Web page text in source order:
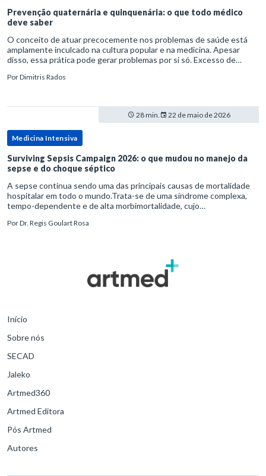
Prevenção quaternária e quinquenária: o que todo médico
deve saber
O conceito de atuar precocemente nos problemas de saúde está
amplamente inculcado na cultura popular e na medicina. Apesar
disso, essa prática pode gerar problemas por si só. Excesso de
PorDimitris Rados
28 min. 22 de maio de 2026
Medicina Intensiva
Surviving Sepsis Campaign 2026: o que mudou no manejo da
sepse e do choque séptico
A sepse continua sendo uma das principais causas de mortalidade
hospitalar em todo o mundo.Trata-se de uma síndrome complexa,
tempo-dependente e de alta morbimortalidade, cujo
para o desfe
PorDr. Regis Goulart Rosa
Início
Sobre nós
SECAD
Jaleko
Artmed360
Artmed Editora
Pós Artmed
Autores